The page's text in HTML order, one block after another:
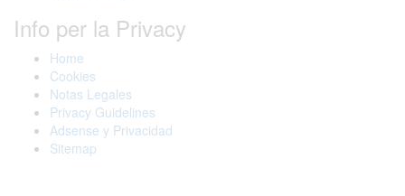
Info per la Privacy
Home
Cookies
Notas Legales
Privacy Guidelines
Adsense y Privacidad
Sitemap